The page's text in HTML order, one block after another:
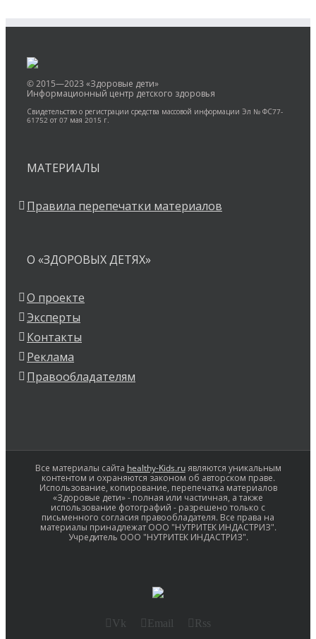
© 2015—2023 «Здоровые дети»
Информационный центр детского здоровья
Свидетельство о регистрации средства массовой информации Эл № ФС77-
61752 от 07 мая 2015 г.
МАТЕРИАЛЫ
Правила перепечатки материалов
О «ЗДОРОВЫХ ДЕТЯХ»
О проекте
Эксперты
Контакты
Реклама
Правообладателям
Все материалы сайта healthy-Kids.ruявляются уникальным
контентом и охраняются законом об авторском праве.
Использование, копирование, перепечатка материалов
«Здоровые дети» - полная или частичная, а также
использование фотографий - разрешено только с
письменного согласия правообладателя. Все права на
материалы принадлежат ООО "НУТРИТЕК ИНДАСТРИЗ".
Учредитель ООО "НУТРИТЕК ИНДАСТРИЗ".
Vk Email Rss